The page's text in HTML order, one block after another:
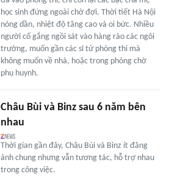
học sinh đứng ngoài chờ đợi. Thời tiết Hà Nội
nóng dần, nhiệt độ tăng cao và oi bức. Nhiều
người cố gắng ngồi sát vào hàng rào các ngôi
trường, muốn gần các sĩ tử phòng thi mà
không muốn về nhà, hoặc trong phòng chờ
phụ huynh.
Châu Bùi và Binz sau 6 năm bên
nhau
Thời gian gần đây, Châu Bùi và Binz ít đăng
ảnh chung nhưng vẫn tương tác, hỗ trợ nhau
trong công việc.